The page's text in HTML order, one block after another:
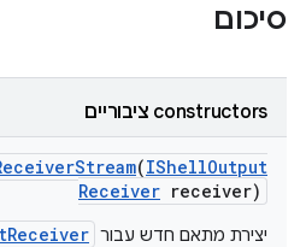
סיכום
‫constructors ציבוריים
Stream(IShellOutput
Receiver receiver)
יצירת מתאם חדש עבור